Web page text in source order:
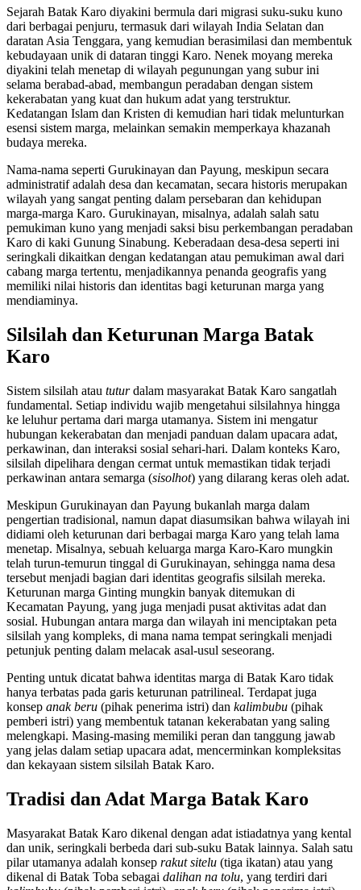
Sejarah Batak Karo diyakini bermula dari migrasi suku-suku kuno
dari berbagai penjuru, termasuk dari wilayah India Selatan dan
daratan Asia Tenggara, yang kemudian berasimilasi dan membentuk
kebudayaan unik di dataran tinggi Karo. Nenek moyang mereka
diyakini telah menetap di wilayah pegunungan yang subur ini
selama berabad-abad, membangun peradaban dengan sistem
kekerabatan yang kuat dan hukum adat yang terstruktur.
Kedatangan Islam dan Kristen di kemudian hari tidak melunturkan
esensi sistem marga, melainkan semakin memperkaya khazanah
budaya mereka.
Nama-nama seperti Gurukinayan dan Payung, meskipun secara
administratif adalah desa dan kecamatan, secara historis merupakan
wilayah yang sangat penting dalam persebaran dan kehidupan
marga-marga Karo. Gurukinayan, misalnya, adalah salah satu
pemukiman kuno yang menjadi saksi bisu perkembangan peradaban
Karo di kaki Gunung Sinabung. Keberadaan desa-desa seperti ini
seringkali dikaitkan dengan kedatangan atau pemukiman awal dari
cabang marga tertentu, menjadikannya penanda geografis yang
memiliki nilai historis dan identitas bagi keturunan marga yang
mendiaminya.
Silsilah dan Keturunan Marga Batak
Karo
Sistem silsilah atau tuturdalam masyarakat Batak Karo sangatlah
fundamental. Setiap individu wajib mengetahui silsilahnya hingga
ke leluhur pertama dari marga utamanya. Sistem ini mengatur
hubungan kekerabatan dan menjadi panduan dalam upacara adat,
perkawinan, dan interaksi sosial sehari-hari. Dalam konteks Karo,
silsilah dipelihara dengan cermat untuk memastikan tidak terjadi
perkawinan antara semarga (sisolhot) yang dilarang keras oleh adat.
Meskipun Gurukinayan dan Payung bukanlah marga dalam
pengertian tradisional, namun dapat diasumsikan bahwa wilayah ini
didiami oleh keturunan dari berbagai marga Karo yang telah lama
menetap. Misalnya, sebuah keluarga marga Karo-Karo mungkin
telah turun-temurun tinggal di Gurukinayan, sehingga nama desa
tersebut menjadi bagian dari identitas geografis silsilah mereka.
Keturunan marga Ginting mungkin banyak ditemukan di
Kecamatan Payung, yang juga menjadi pusat aktivitas adat dan
sosial. Hubungan antara marga dan wilayah ini menciptakan peta
silsilah yang kompleks, di mana nama tempat seringkali menjadi
petunjuk penting dalam melacak asal-usul seseorang.
Penting untuk dicatat bahwa identitas marga di Batak Karo tidak
hanya terbatas pada garis keturunan patrilineal. Terdapat juga
konsep anak beru (pihak penerima istri) dan kalimbubu (pihak
pemberi istri) yang membentuk tatanan kekerabatan yang saling
melengkapi. Masing-masing memiliki peran dan tanggung jawab
yang jelas dalam setiap upacara adat, mencerminkan kompleksitas
dan kekayaan sistem silsilah Batak Karo.
Tradisi dan Adat Marga Batak Karo
Masyarakat Batak Karo dikenal dengan adat istiadatnya yang kental
dan unik, seringkali berbeda dari sub-suku Batak lainnya. Salah satu
pilar utamanya adalah konsep rakut sitelu (tiga ikatan) atau yang
dikenal di Batak Toba sebagai dalihan na tolu, yang terdiri dari